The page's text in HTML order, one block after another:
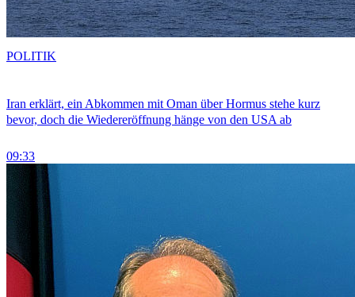
Iran erklärt, ein Abkommen mit Oman über Hormus stehe kurz
bevor, doch die Wiedereröffnung hänge von den USA ab
09:33
POLITIK